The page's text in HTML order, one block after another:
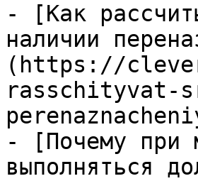
- [Как
наличии
(https://
rasschityvat-
- [Почему при
выполняться